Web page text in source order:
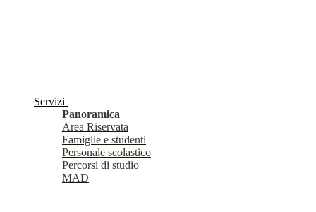
Servizi
Panoramica
Area Riservata
Famiglie e studenti
Personale scolastico
Percorsi di studio
MAD